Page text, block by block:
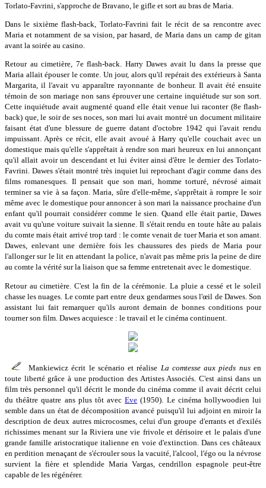
Torlato-Favrini, s'approche de Bravano, le gifle et sort au bras de Maria.
Dans le sixième flash-back, Torlato-Favrini fait le récit de sa rencontre avec
Maria et notamment de sa vision, par hasard, de Maria dans un camp de gitan
avant la soirée au casino.
Retour au cimetière, 7e flash-back. Harry Dawes avait lu dans la presse que
Maria allait épouser le comte. Un jour, alors qu'il repérait des extérieurs à Santa
Margarita, il l'avait vu apparaître rayonnante de bonheur. Il avait été ensuite
témoin de son mariage non sans éprouver une certaine inquiétude sur son sort.
Cette inquiétude avait augmenté quand elle était venue lui raconter (8e flash-
back) que, le soir de ses noces, son mari lui avait montré un document militaire
faisant état d'une blessure de guerre datant d'octobre 1942 qui l'avait rendu
impuissant. Après ce récit, elle avait avoué à Harry qu'elle couchait avec un
domestique mais qu'elle s'apprêtait à rendre son mari heureux en lui annonçant
qu'il allait avoir un descendant et lui éviter ainsi d'être le dernier des Torlato-
Favrini. Dawes s'était montré très inquiet lui reprochant d'agir comme dans des
films romanesques. Il pensait que son mari, homme torturé, névrosé aimait
terminer sa vie à sa façon. Maria, sûre d'elle-même, s'apprêtait à rompre le soir
même avec le domestique pour annoncer à son mari la naissance prochaine d'un
enfant qu'il pourrait considérer comme le sien. Quand elle était partie, Dawes
avait vu qu'une voiture suivait la sienne. Il s'était rendu en toute hâte au palais
du comte mais était arrivé trop tard : le comte venait de tuer Maria et son amant.
Dawes, enlevant une dernière fois les chaussures des pieds de Maria pour
l'allonger sur le lit en attendant la police, n'avait pas même pris la peine de dire
au comte la vérité sur la liaison que sa femme entretenait avec le domestique.
Retour au cimetière. C'est la fin de la cérémonie. La pluie a cessé et le soleil
chasse les nuages. Le comte part entre deux gendarmes sous l'œil de Dawes. Son
assistant lui fait remarquer qu'ils auront demain de bonnes conditions pour
tourner son film. Dawes acquiesce : le travail et le cinéma continuent.
Mankiewicz écrit le scénario et réalise La comtesse aux pieds nusen
toute liberté grâce à une production des Artistes Associés. C'est ainsi dans un
film très personnel qu'il décrit le monde du cinéma comme il avait décrit celui
du théâtre quatre ans plus tôt avecEve (1950). Le cinéma hollywoodien lui
semble dans un état de décomposition avancé puisqu'il lui adjoint en miroir la
description de deux autres microcosmes, celui d'un groupe d'errants et d'exilés
richissimes menant sur la Riviera une vie frivole et dérisoire et le palais d'une
grande famille aristocratique italienne en voie d'extinction. Dans ces châteaux
en perdition menaçant de s'écrouler sous la vacuité, l'alcool, l'égo ou la névrose
survient la fière et splendide Maria Vargas, cendrillon espagnole peut-être
capable de les régénérer.